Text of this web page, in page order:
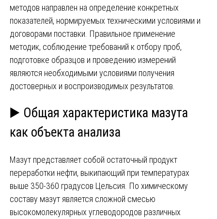
методов направлен на определение конкретных
показателей, нормируемых техническими условиями и
договорами поставки. Правильное применение
методик, соблюдение требований к отбору проб,
подготовке образцов и проведению измерений
являются необходимыми условиями получения
достоверных и воспроизводимых результатов.
▶️ Общая характеристика мазута
как объекта анализа
Мазут представляет собой остаточный продукт
переработки нефти, выкипающий при температурах
выше 350-360 градусов Цельсия. По химическому
составу мазут является сложной смесью
высокомолекулярных углеводородов различных